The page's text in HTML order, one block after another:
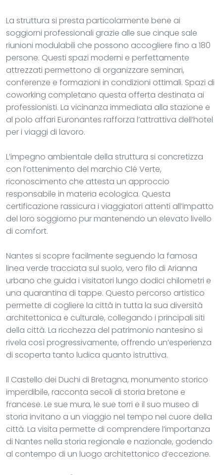
La struttura si presta particolarmente bene ai
soggiorni professionali grazie alle sue cinque sale
riunioni modulabili che possono accogliere fino a 180
persone. Questi spazi moderni e perfettamente
attrezzati permettono di organizzare seminari,
conferenze e formazioni in condizioni ottimali. Spazi di
coworking completano questa offerta destinata ai
professionisti. La vicinanza immediata alla stazione e
al polo affari Euronantes rafforza l’attrattiva dell’hotel
per i viaggi di lavoro.
L’impegno ambientale della struttura si concretizza
con l’ottenimento del marchio Clé Verte,
riconoscimento che attesta un approccio
responsabile in materia ecologica. Questa
certificazione rassicura i viaggiatori attenti all’impatto
del loro soggiorno pur mantenendo un elevato livello
di comfort.
Nantes si scopre facilmente seguendo la famosa
linea verde tracciata sul suolo, vero filo di Arianna
urbano che guida i visitatori lungo dodici chilometri e
una quarantina di tappe. Questo percorso artistico
permette di cogliere la città in tutta la sua diversità
architettonica e culturale, collegando i principali siti
della città. La ricchezza del patrimonio nantesino si
rivela così progressivamente, offrendo un’esperienza
di scoperta tanto ludica quanto istruttiva.
Il Castello dei Duchi di Bretagna, monumento storico
imperdibile, racconta secoli di storia bretone e
francese. Le sue mura, le sue torri e il suo museo di
storia invitano a un viaggio nel tempo nel cuore della
città. La visita permette di comprendere l’importanza
di Nantes nella storia regionale e nazionale, godendo
al contempo di un luogo architettonico d’eccezione.